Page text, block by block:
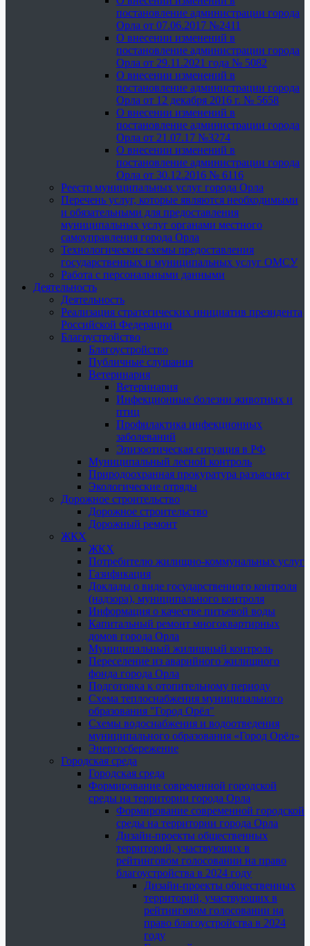
постановление администрации города
Орла от 07.06.2017 №2411
О внесении изменений в
постановление администрации города
Орла от 29.11.2021 года № 5082
О внесении изменений в
постановление администрации города
Орла от 12 декабря 2016 г. № 5658
О внесении изменений в
постановление администрации города
Орла от 21.07.17 №3274
О внесении изменений в
постановление администрации города
Орла от 30.12.2016 № 6116
Реестр муниципальных услуг города Орла
Перечень услуг, которые являются необходимыми
и обязательными для предоставления
муниципальных услуг органами местного
самоуправления города Орла
Технологические схемы предоставления
государственных и муниципальных услуг ОМСУ
Работа с персональными данными
Деятельность
Деятельность
Реализация стратегических инициатив президента
Российской Федерации
Благоустройство
Благоустройство
Публичные слушания
Ветеринария
Ветеринария
Инфекционные болезни животных и
птиц
Профилактика инфекционных
заболеваний
Эпизоотическая ситуация в РФ
Муниципальный лесной контроль
Природоохранная прокуратура разъясняет
Экологические отряды
Дорожное строительство
Дорожное строительство
Дорожный ремонт
ЖКХ
ЖКХ
Потребителю жилищно-коммунальных услуг
Газификация
Доклады о виде государственного контроля
(надзора), муниципального контроля
Информация о качестве питьевой воды
Капитальный ремонт многоквартирных
домов города Орла
Муниципальный жилищный контроль
Переселение из аварийного жилищного
фонда города Орла
Подготовка к отопительному периоду
Схема теплоснабжения муниципального
образования "Город Орёл"
Схемы водоснабжения и водоотведения
муниципального образования «Город Орёл»
Энергосбережение
Городская среда
Городская среда
Формирование современной городской
среды на территории города Орла
Формирование современной городской
среды на территории города Орла
Дизайн-проекты общественных
территорий, участвующих в
рейтинговом голосовании на право
благоустройства в 2024 году
Дизайн-проекты общественных
территорий, участвующих в
рейтинговом голосовании на
право благоустройства в 2024
году